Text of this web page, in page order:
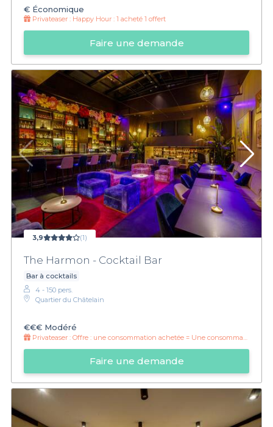
€ Économique
Privateaser : Happy Hour : 1 acheté 1 offert
Faire une demande
3,9 (1)
The Harmon - Cocktail Bar
Bar à cocktails
4 - 150 pers.
Quartier du Châtelain
€€€ Modéré
Privateaser : Offre : une consommation achetée = Une consommation offerte
Faire une demande